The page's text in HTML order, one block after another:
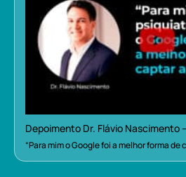
Depoimento Dr. Flávio Nascimento
“Para mim o Google foi a melhor forma